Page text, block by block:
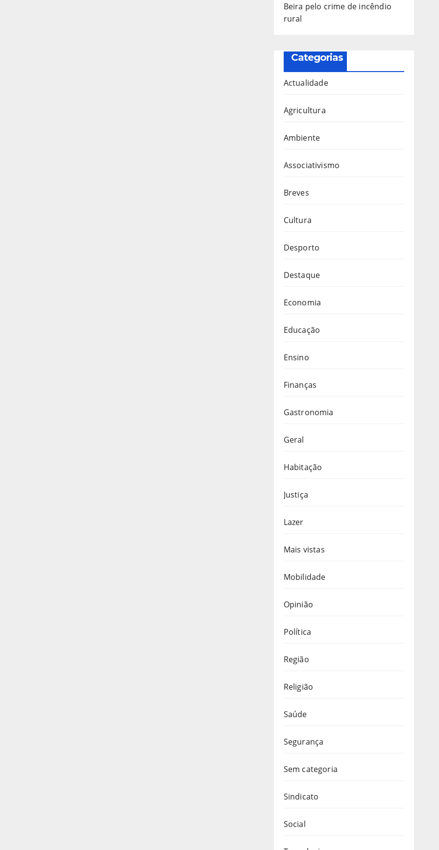
Beira pelo crime de incêndio
rural
Categorias
Actualidade
Agricultura
Ambiente
Associativismo
Breves
Cultura
Desporto
Destaque
Economia
Educação
Ensino
Finanças
Gastronomia
Geral
Habitação
Justiça
Lazer
Mais vistas
Mobilidade
Opinião
Política
Região
Religião
Saúde
Segurança
Sem categoria
Sindicato
Social